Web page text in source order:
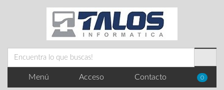
Menú Acceso Contacto 0